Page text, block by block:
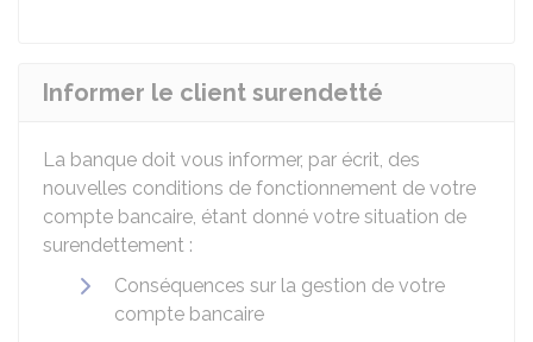
Informer le client surendetté
La banque doit vous informer, par écrit, des
nouvelles conditions de fonctionnement de votre
compte bancaire, étant donné votre situation de
surendettement :
Conséquences sur la gestion de votre
compte bancaire